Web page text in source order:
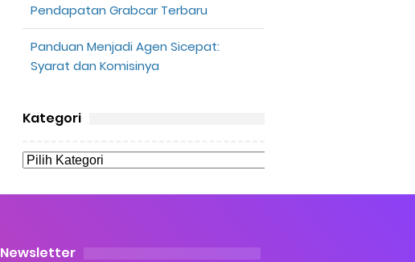
Pendapatan Grabcar Terbaru
Panduan Menjadi Agen Sicepat:
Syarat dan Komisinya
Kategori
Newsletter